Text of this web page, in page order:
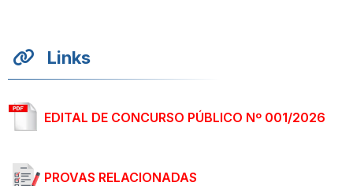
Links
EDITAL DE CONCURSO PÚBLICO Nº 001/2026
PROVAS RELACIONADAS